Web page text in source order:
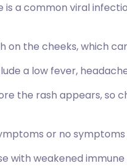
is a common viral
on the cheeks, which
a low fever,
the rash appears, so
or no symptoms
with weakened